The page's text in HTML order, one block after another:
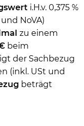
i.H.v. 0,375 %
NoVA)
zu einem
beim
der Sachbezug
(inkl. USt und
beträgt